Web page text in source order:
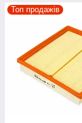
Топ продажів